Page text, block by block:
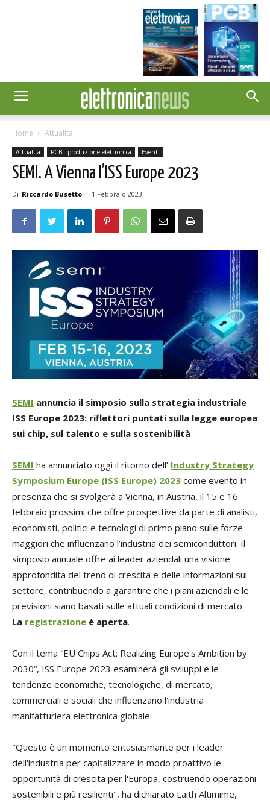
Home Attualità
Attualità PCB - produzione elettronica Eventi
SEMI. A Vienna l’ISS Europe 2023
Di Riccardo Busetto - 1 Febbraio 2023
SEMI annuncia il simposio sulla strategia industriale
ISS Europe 2023: riflettori puntati sulla legge europea
sui chip, sul talento e sulla sostenibilità
SEMI ha annunciato oggi il ritorno dell’ Industry Strategy
Symposium Europe (ISS Europe) 2023 come evento in
presenza che si svolgerà a Vienna, in Austria, il 15 e 16
febbraio prossimi che offre prospettive da parte di analisti,
economisti, politici e tecnologi di primo piano sulle forze
maggiori che influenzano l’industria dei semiconduttori. Il
simposio annuale offre ai leader aziendali una visione
approfondita dei trend di crescita e delle informazioni sul
settore, contribuendo a garantire che i piani aziendali e le
previsioni siano basati sulle attuali condizioni di mercato.
La registrazione è aperta.
Con il tema “EU Chips Act: Realizing Europe's Ambition by
2030“, ISS Europe 2023 esaminerà gli sviluppi e le
tendenze economiche, tecnologiche, di mercato,
commerciali e sociali che influenzano l'industria
manifatturiera elettronica globale.
"Questo è un momento entusiasmante per i leader
dell'industria per capitalizzare in modo proattivo le
opportunità di crescita per l'Europa, costruendo operazioni
sostenibili e più resilienti", ha dichiarato Laith Altimime,